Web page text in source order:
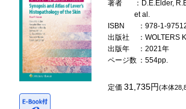
著者
：D.E.Elder,
et al.
ISBN
：978-1-
出版社
：WOLTERS
出版年
：2021年
ページ数 ：554pp.
定価31,735円(本体